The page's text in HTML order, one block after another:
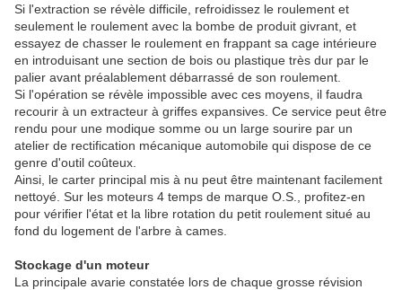
Si l'extraction se révèle difficile, refroidissez le roulement et
seulement le roulement avec la bombe de produit givrant, et
essayez de chasser le roulement en frappant sa cage intérieure
en introduisant une section de bois ou plastique très dur par le
palier avant préalablement débarrassé de son roulement.
Si l'opération se révèle impossible avec ces moyens, il faudra
recourir à un extracteur à griffes expansives. Ce service peut être
rendu pour une modique somme ou un large sourire par un
atelier de rectification mécanique automobile qui dispose de ce
genre d'outil coûteux.
Ainsi, le carter principal mis à nu peut être maintenant facilement
nettoyé. Sur les moteurs 4 temps de marque O.S., profitez-en
pour vérifier l'état et la libre rotation du petit roulement situé au
fond du logement de l'arbre à cames.
Stockage d'un moteur
La principale avarie constatée lors de chaque grosse révision